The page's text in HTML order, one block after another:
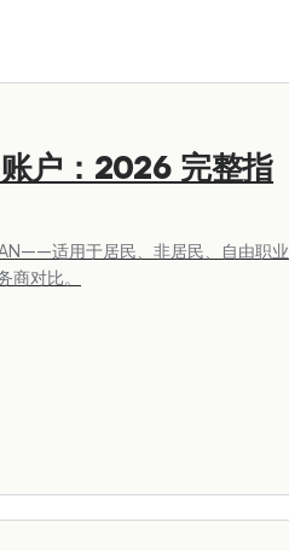
户：2026 完整指
适用于居民、非居民、自由职业
商对比。